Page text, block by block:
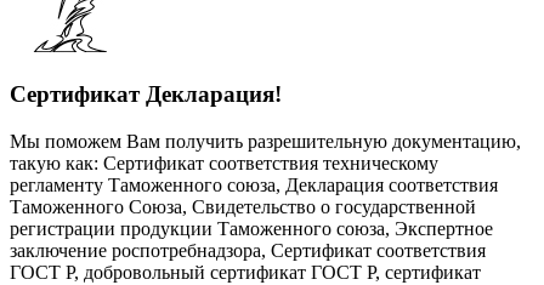
Сертификат Декларация!
Мы поможем Вам получить разрешительную документацию,
такую как: Сертификат соответствия техническому
регламенту Таможенного союза, Декларация соответствия
Таможенного Союза, Свидетельство о государственной
регистрации продукции Таможенного союза, Экспертное
заключение роспотребнадзора, Сертификат соответствия
ГОСТ Р, добровольный сертификат ГОСТ Р, сертификат